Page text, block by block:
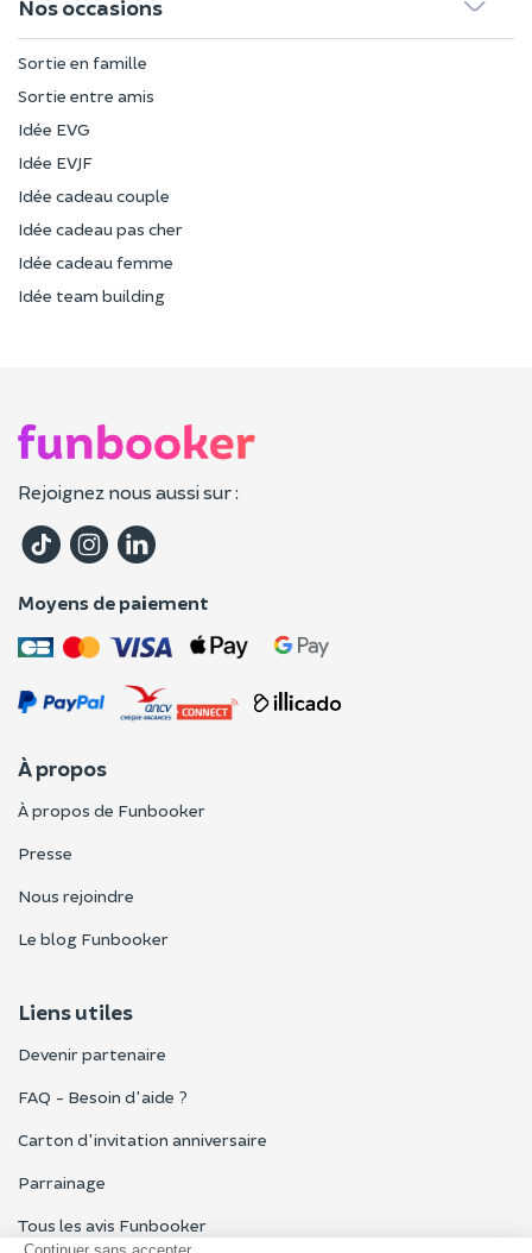
Nos occasions
Sortie en famille
Sortie entre amis
Idée EVG
Idée EVJF
Idée cadeau couple
Idée cadeau pas cher
Idée cadeau femme
Idée team building
Rejoignez nous aussi sur :
Moyens de paiement
À propos
À propos de Funbooker
Presse
Nous rejoindre
Le blog Funbooker
Liens utiles
Devenir partenaire
FAQ - Besoin d'aide ?
Carton d'invitation anniversaire
Parrainage
Tous les avis Funbooker